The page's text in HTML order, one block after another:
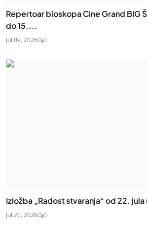
Repertoar bioskopa Cine Grand BIG
do 15....
Jul 09, 2026 0
Izložba „Radost stvaranja“ od 22.
Jul 20, 2026 0